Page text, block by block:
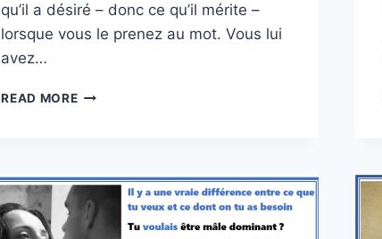
qu’il a désiré – donc ce qu’il mérite –
lorsque vous le prenez au mot. Vous lui
avez…
READ MORESAVOIR